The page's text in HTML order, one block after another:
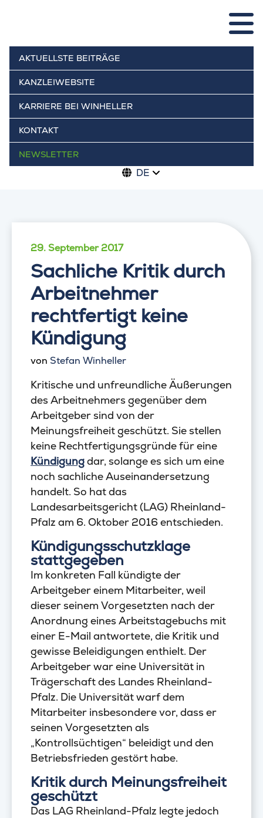
AKTUELLSTE BEITRÄGE
KANZLEIWEBSITE
KARRIERE BEI WINHELLER
KONTAKT
NEWSLETTER
DE
29. September 2017
Sachliche Kritik durch
Arbeitnehmer
rechtfertigt keine
Kündigung
von Stefan Winheller
Kritische und unfreundliche Äußerungen
des Arbeitnehmers gegenüber dem
Arbeitgeber sind von der
Meinungsfreiheit geschützt. Sie stellen
keine Rechtfertigungsgründe für eine
Kündigungdar, solange es sich um eine
noch sachliche Auseinandersetzung
handelt. So hat das
Landesarbeitsgericht (LAG) Rheinland-
Pfalz am 6. Oktober 2016 entschieden.
Kündigungsschutzklage
stattgegeben
Im konkreten Fall kündigte der
Arbeitgeber einem Mitarbeiter, weil
dieser seinem Vorgesetzten nach der
Anordnung eines Arbeitstagebuchs mit
einer E-Mail antwortete, die Kritik und
gewisse Beleidigungen enthielt. Der
Arbeitgeber war eine Universität in
Trägerschaft des Landes Rheinland-
Pfalz. Die Universität warf dem
Mitarbeiter insbesondere vor, dass er
seinen Vorgesetzten als
„Kontrollsüchtigen“ beleidigt und den
Betriebsfrieden gestört habe.
Kritik durch Meinungsfreiheit
geschützt
Das LAG Rheinland-Pfalz legte jedoch